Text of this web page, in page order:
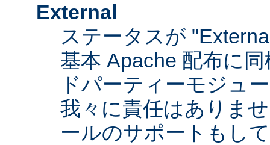
External
ステータスが
基本 Apache 配布に
ドパーティーモジュ
我々に責任はありま
ールのサポートもし